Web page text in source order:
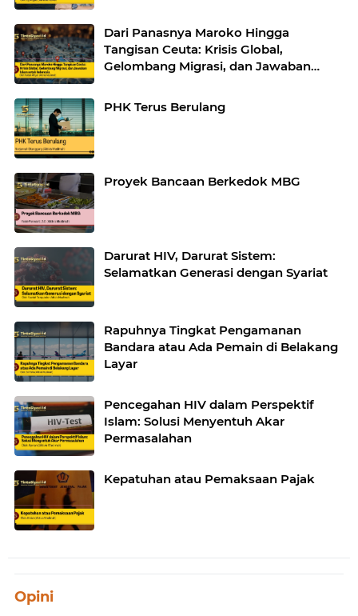
Dari Panasnya Maroko Hingga
Tangisan Ceuta: Krisis Global,
Gelombang Migrasi, dan Jawaban
PHK Terus Berulang
Proyek Bancaan Berkedok MBG
Darurat HIV, Darurat Sistem:
Selamatkan Generasi dengan Syariat
Rapuhnya Tingkat Pengamanan
Bandara atau Ada Pemain di Belakang
Layar
Pencegahan HIV dalam Perspektif
Islam: Solusi Menyentuh Akar
Permasalahan
Kepatuhan atau Pemaksaan Pajak
Opini